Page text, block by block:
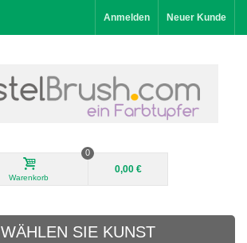
Anmelden Neuer Kunde
Warenkorb
0
0,00 €
WÄHLEN SIE KUNST